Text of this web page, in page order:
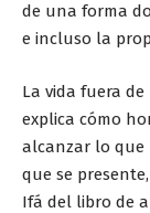
de una forma
e incluso la
La vida fuera
explica cómo
alcanzar lo que
que se
Ifá del libro de